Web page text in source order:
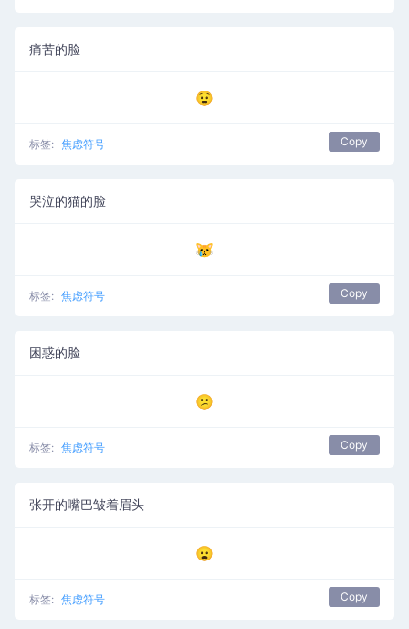
痛苦的脸
😧
标签: 焦虑符号 Copy
哭泣的猫的脸
😿
标签: 焦虑符号 Copy
困惑的脸
😕
标签: 焦虑符号 Copy
张开的嘴巴皱着眉头
😦
标签: 焦虑符号 Copy